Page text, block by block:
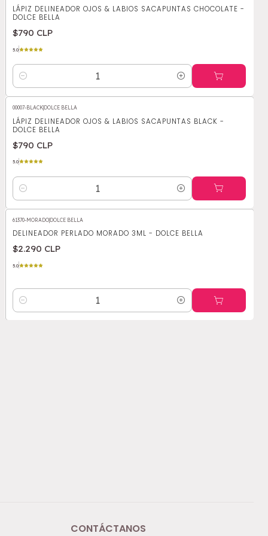
LÁPIZ DELINEADOR OJOS & LABIOS SACAPUNTAS CHOCOLATE -
DOLCE BELLA
$790 CLP
5.0
Cantidad
00007-BLACK| DOLCE BELLA
LÁPIZ DELINEADOR OJOS & LABIOS SACAPUNTAS BLACK -
DOLCE BELLA
$790 CLP
5.0
Cantidad
61370-MORADO| DOLCE BELLA
DELINEADOR PERLADO MORADO 3ML - DOLCE BELLA
$2.290 CLP
5.0
Cantidad
CONTÁCTANOS